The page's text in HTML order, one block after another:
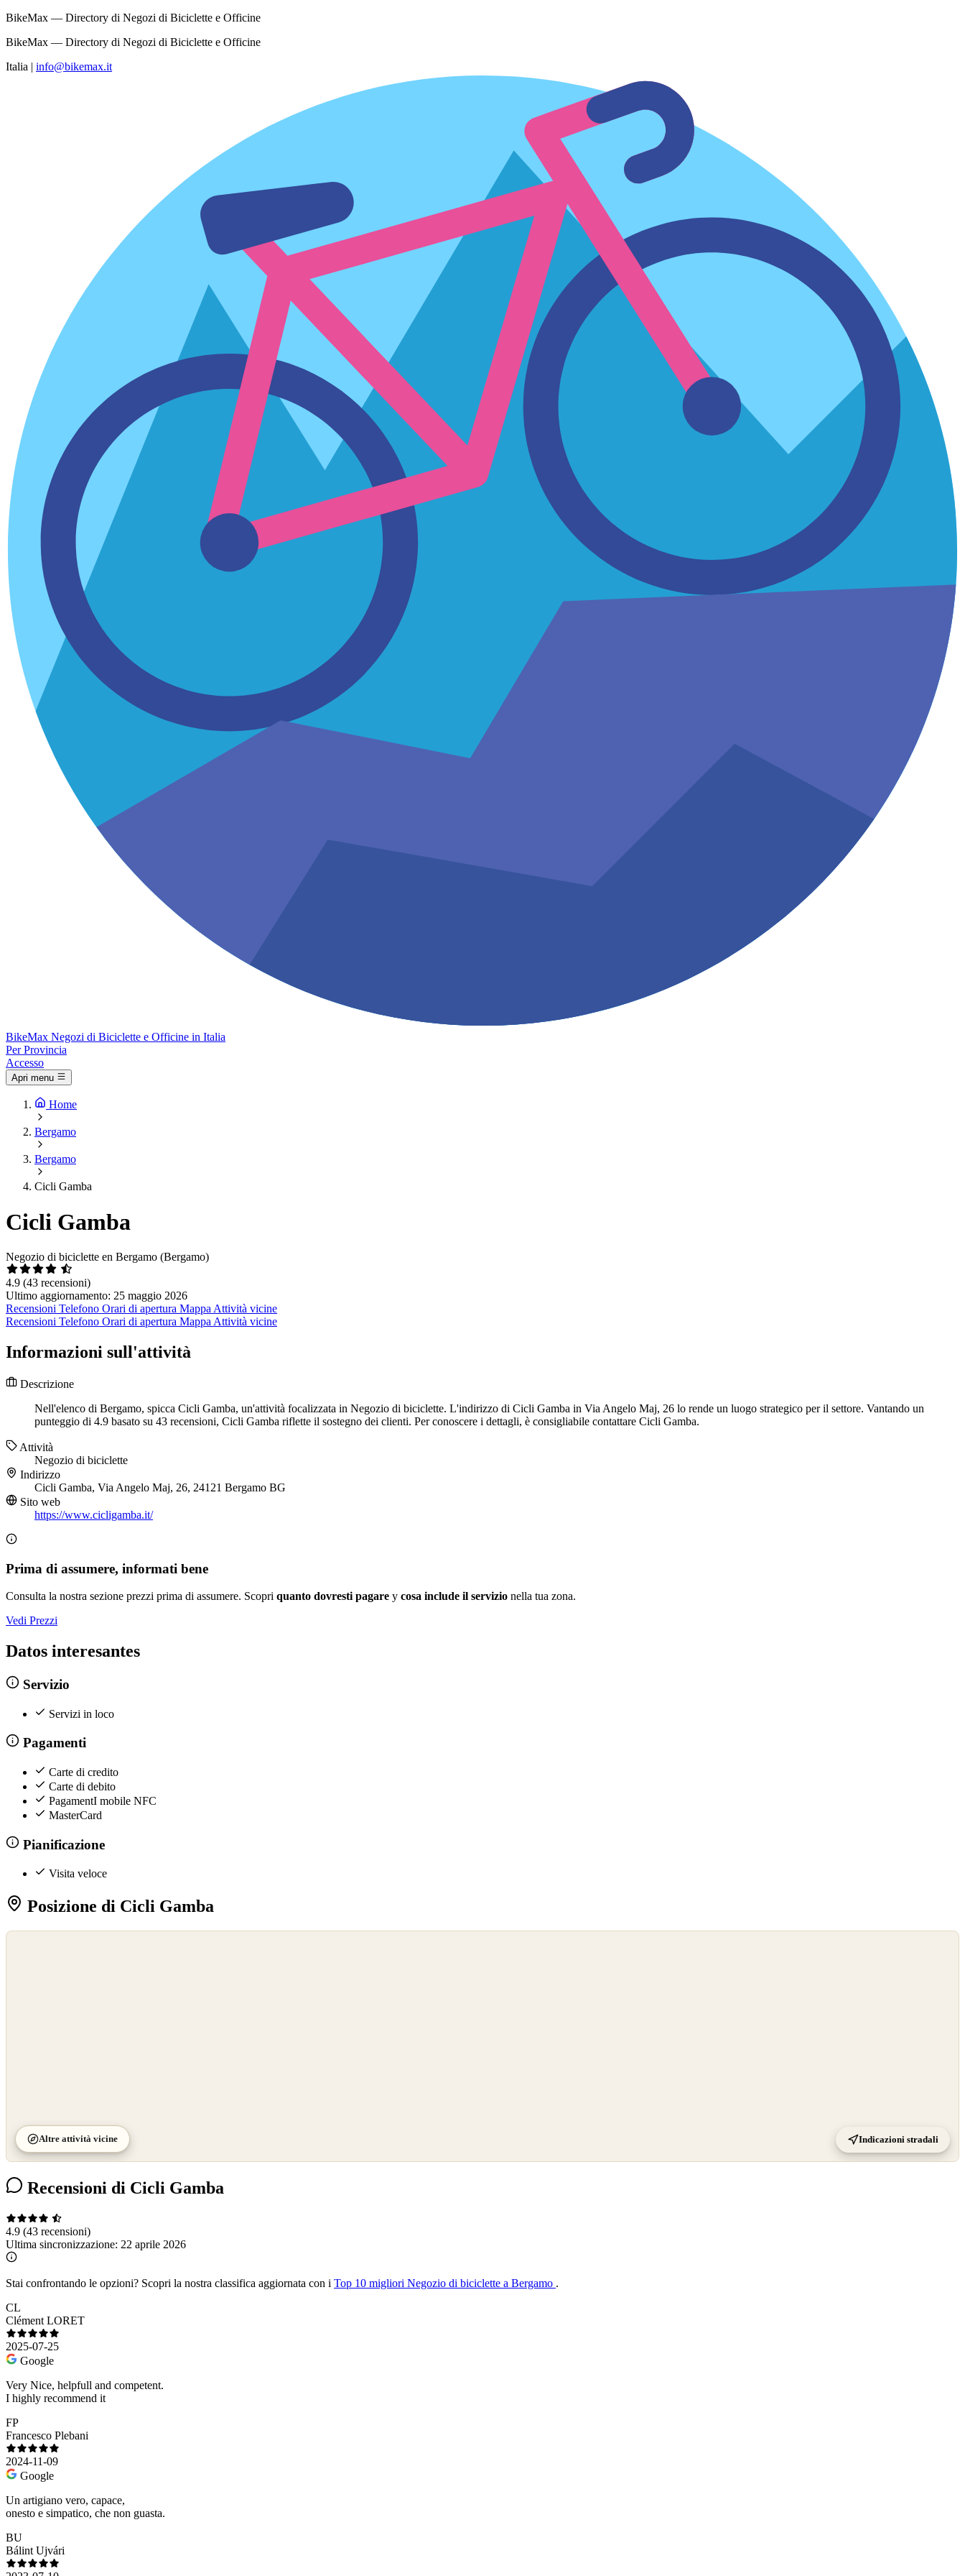
BikeMax — Directory di Negozi di Biciclette e Officine
BikeMax — Directory di Negozi di Biciclette e Officine
Italia | info@bikemax.it
BikeMax Negozi di Biciclette e Officine in Italia
Per Provincia
Accesso
Apri menu
Home
Bergamo
Bergamo
Cicli Gamba
Cicli Gamba
Negozio di biciclette en Bergamo (Bergamo)
4.9 (43 recensioni)
Ultimo aggiornamento: 25 maggio 2026
Recensioni Telefono Orari di apertura Mappa Attività vicine
Recensioni Telefono Orari di apertura Mappa Attività vicine
Informazioni sull'attività
Descrizione
Nell'elenco di Bergamo, spicca Cicli Gamba, un'attività focalizzata in Negozio di biciclette. L'indirizzo di Cicli Gamba in Via Angelo Maj, 26 lo rende un luogo strategico per il settore. Vantando un
punteggio di 4.9 basato su 43 recensioni, Cicli Gamba riflette il sostegno dei clienti. Per conoscere i dettagli, è consigliabile contattare Cicli Gamba.
Attività
Negozio di biciclette
Indirizzo
Cicli Gamba, Via Angelo Maj, 26, 24121 Bergamo BG
Sito web
https://www.cicligamba.it/
Prima di assumere, informati bene
Consulta la nostra sezione prezzi prima di assumere. Scopri quanto dovresti pagare y cosa include il servizio nella tua zona.
Vedi Prezzi
Datos interesantes
Servizio
Servizi in loco
Pagamenti
Carte di credito
Carte di debito
PagamentI mobile NFC
MasterCard
Pianificazione
Visita veloce
Posizione di Cicli Gamba
Altre attività vicine Indicazioni stradali
Recensioni di Cicli Gamba
4.9 (43 recensioni)
Ultima sincronizzazione: 22 aprile 2026
Stai confrontando le opzioni? Scopri la nostra classifica aggiornata con i Top 10 migliori Negozio di biciclette a Bergamo .
CL
Clément LORET
2025-07-25
Google
Very Nice, helpfull and competent.
I highly recommend it
FP
Francesco Plebani
2024-11-09
Google
Un artigiano vero, capace,
onesto e simpatico, che non guasta.
BU
Bálint Ujvári